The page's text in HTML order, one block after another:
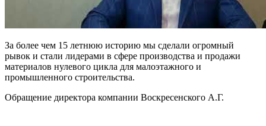
За более чем 15 летнюю историю мы сделали огромный
рывок и стали лидерами в сфере производства и продажи
материалов нулевого цикла для малоэтажного и
промышленного строительства.
Обращение директора компании Воскресенского А.Г.